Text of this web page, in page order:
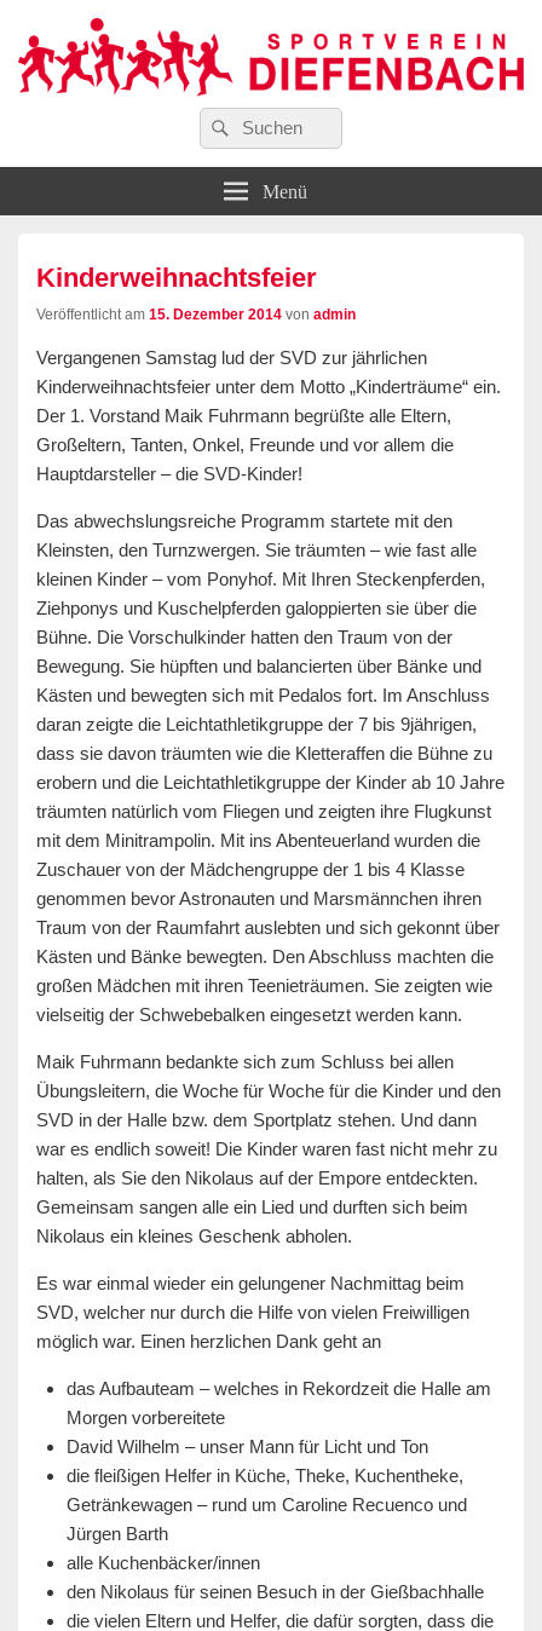
Sportverein Diefenbach e. V.
Suchen
nach:
Suchen
Menü
Kinderweihnachtsfeier
Veröffentlicht am 15. Dezember 2014 von admin
Vergangenen Samstag lud der SVD zur jährlichen
Kinderweihnachtsfeier unter dem Motto „Kinderträume“ ein.
Der 1. Vorstand Maik Fuhrmann begrüßte alle Eltern,
Großeltern, Tanten, Onkel, Freunde und vor allem die
Hauptdarsteller – die SVD-Kinder!
Das abwechslungsreiche Programm startete mit den
Kleinsten, den Turnzwergen. Sie träumten – wie fast alle
kleinen Kinder – vom Ponyhof. Mit Ihren Steckenpferden,
Ziehponys und Kuschelpferden galoppierten sie über die
Bühne. Die Vorschulkinder hatten den Traum von der
Bewegung. Sie hüpften und balancierten über Bänke und
Kästen und bewegten sich mit Pedalos fort. Im Anschluss
daran zeigte die Leichtathletikgruppe der 7 bis 9jährigen,
dass sie davon träumten wie die Kletteraffen die Bühne zu
erobern und die Leichtathletikgruppe der Kinder ab 10 Jahre
träumten natürlich vom Fliegen und zeigten ihre Flugkunst
mit dem Minitrampolin. Mit ins Abenteuerland wurden die
Zuschauer von der Mädchengruppe der 1 bis 4 Klasse
genommen bevor Astronauten und Marsmännchen ihren
Traum von der Raumfahrt auslebten und sich gekonnt über
Kästen und Bänke bewegten. Den Abschluss machten die
großen Mädchen mit ihren Teenieträumen. Sie zeigten wie
vielseitig der Schwebebalken eingesetzt werden kann.
Maik Fuhrmann bedankte sich zum Schluss bei allen
Übungsleitern, die Woche für Woche für die Kinder und den
SVD in der Halle bzw. dem Sportplatz stehen. Und dann
war es endlich soweit! Die Kinder waren fast nicht mehr zu
halten, als Sie den Nikolaus auf der Empore entdeckten.
Gemeinsam sangen alle ein Lied und durften sich beim
Nikolaus ein kleines Geschenk abholen.
Es war einmal wieder ein gelungener Nachmittag beim
SVD, welcher nur durch die Hilfe von vielen Freiwilligen
möglich war. Einen herzlichen Dank geht an
das Aufbauteam – welches in Rekordzeit die Halle am
Morgen vorbereitete
David Wilhelm – unser Mann für Licht und Ton
die fleißigen Helfer in Küche, Theke, Kuchentheke,
Getränkewagen – rund um Caroline Recuenco und
Jürgen Barth
alle Kuchenbäcker/innen
den Nikolaus für seinen Besuch in der Gießbachhalle
die vielen Eltern und Helfer, die dafür sorgten, dass die